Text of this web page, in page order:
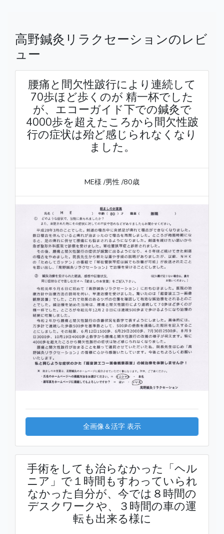
高野鍼灸リラクセーションのレビ
ュー
腰痛と間欠性跛行により連続して
70歩ほど歩くのが 精一杯でした
が、エコーガイド下での鍼灸で
4000歩を超えたころから間欠性跛
行の症状は殆ど感じられなくなり
ました。
ME様 /男性 /80歳
全画像＆活字 表示
手術をしても治らなかった「ヘル
ニア」で１時間もすわっていられ
なかった自分が、今では８時間の
デスクワークや、３時間の車の運
転も出来る様に